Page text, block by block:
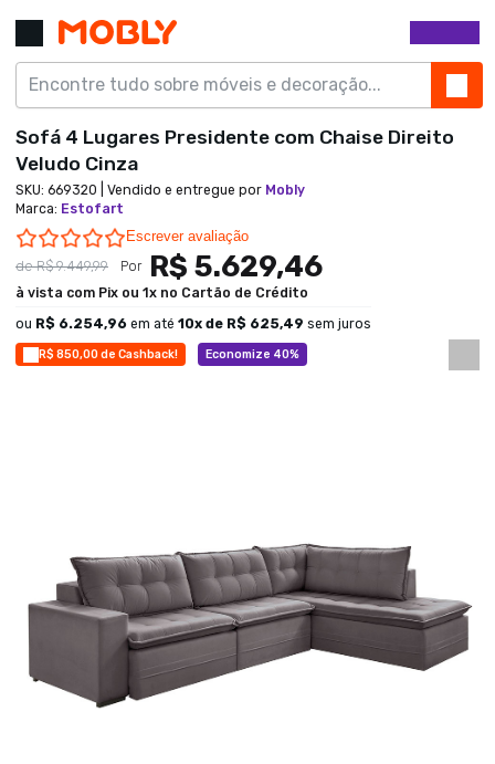
R$ 850,00 de Cashback! Economize 40%
Sofá 4 Lugares Presidente com Chaise Direito
Veludo Cinza
SKU: 669320 | Vendido e entregue por Mobly
Marca: Estofart
0.0 star rating
Escrever avaliação
deR$ 9.449,99 Por R$ 5.629,46
à vista com Pix ou 1x no Cartão de Crédito
ou R$ 6.254,96 em até 10x de R$ 625,49 sem juros